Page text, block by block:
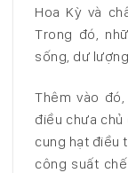
Hoa Kỳ và
Trong đó,
sống, dư
Thêm vào
điều chưa
cung hạt điều
công suất